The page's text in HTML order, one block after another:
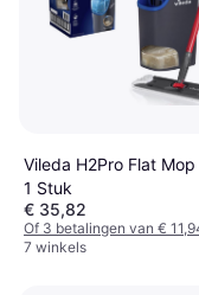
Vileda H2Pro Flat
1 Stuk
€ 35,82
Of 3 betalingen van €
7 winkels